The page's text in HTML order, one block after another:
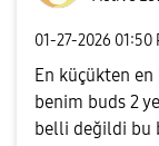
‎01-27-2026 01:50
En küçükten en
benim buds 2
belli değildi bu